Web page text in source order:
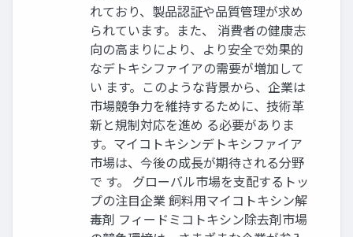
れており、製品認証や品質管理が求め
られています。また、 消費者の健康志
向の高まりにより、より安全で効果的
なデトキシファイアの需要が増加して
い ます。このような背景から、企業は
市場競争力を維持するために、技術革
新と規制対応を進め る必要がありま
す。マイコトキシンデトキシファイア
市場は、今後の成長が期待される分野
で す。 グローバル市場を支配するトッ
プの注目企業 飼料用マイコトキシン解
毒剤 フィードミコトキシン除去剤市場